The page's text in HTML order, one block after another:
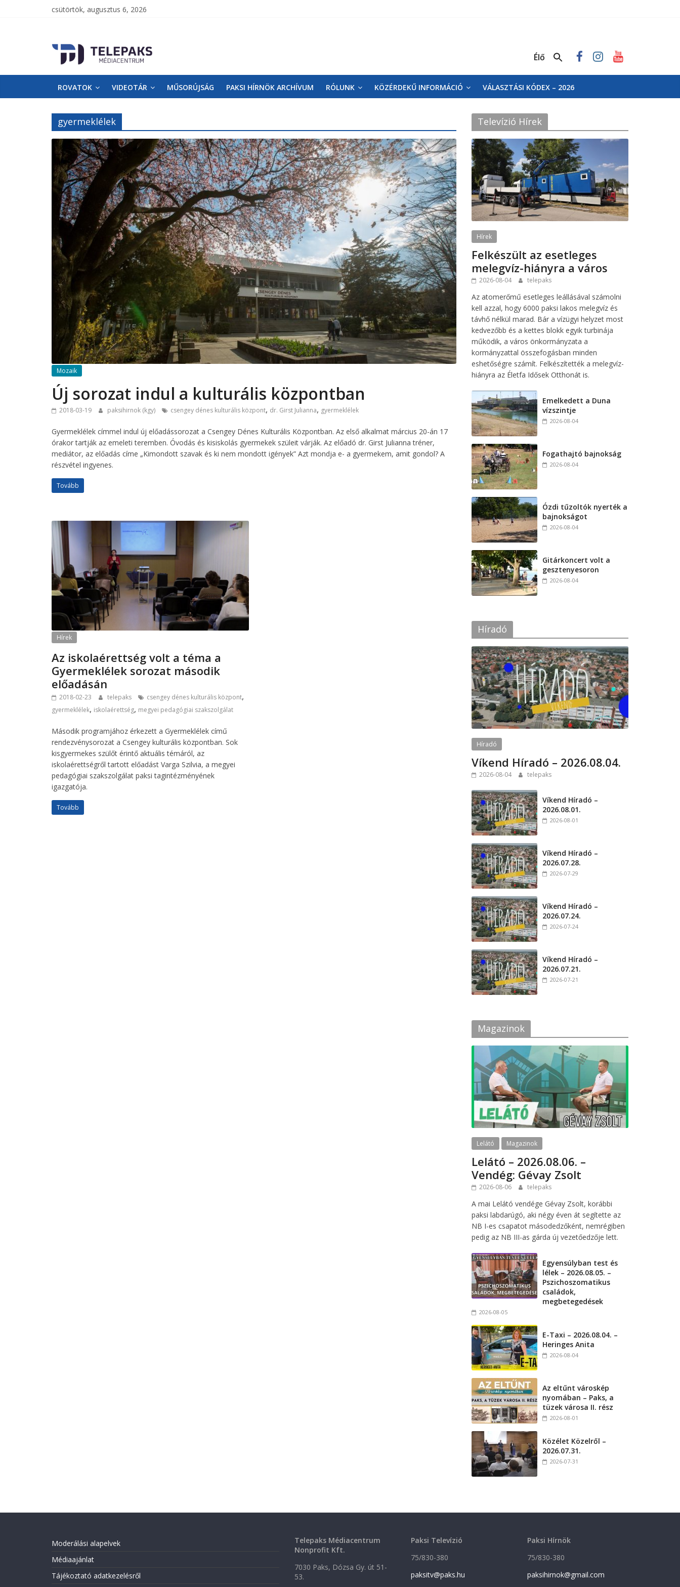
csütörtök, augusztus 6, 2026
TelePaks
Médiacentrum
TelePaks
Kistérségi
Televízió
honlapja
Élő
ROVATOK VIDEOTÁR MŰSORÚJSÁG PAKSI HÍRNÖK ARCHÍVUM RÓLUNK KÖZÉRDEKŰ INFORMÁCIÓ VÁLASZTÁSI KÓDEX – 2026
gyermeklélek
Mozaik
Új sorozat indul a kulturális központban
2018-03-19 paksihirnok (kgy) csengey dénes kulturális központ, dr. Girst Julianna, gyermeklélek
Gyermeklélek címmel indul új előadássorozat a Csengey Dénes Kulturális Központban. Az első alkalmat március 20-án 17
órakor tartják az emeleti teremben. Óvodás és kisiskolás gyermekek szüleit várják. Az előadó dr. Girst Julianna tréner,
mediátor, az előadás címe „Kimondott szavak és ki nem mondott igények” Azt mondja e- a gyermekem, amit gondol? A
részvétel ingyenes.
Tovább
Hírek
Az iskolaérettség volt a téma a
Gyermeklélek sorozat második
előadásán
2018-02-23 telepaks csengey dénes kulturális központ,
gyermeklélek, iskolaérettség, megyei pedagógiai szakszolgálat
Második programjához érkezett a Gyermeklélek című
rendezvénysorozat a Csengey kulturális központban. Sok
kisgyermekes szülőt érintő aktuális témáról, az
iskolaérettségről tartott előadást Varga Szilvia, a megyei
pedagógiai szakszolgálat paksi tagintézményének
igazgatója.
Tovább
Televízió Hírek
Hírek
Felkészült az esetleges
melegvíz-hiányra a város
2026-08-04 telepaks
Az atomerőmű esetleges leállásával számolni
kell azzal, hogy 6000 paksi lakos melegvíz és
távhő nélkül marad. Bár a vízügyi helyzet most
kedvezőbb és a kettes blokk egyik turbinája
működik, a város önkormányzata a
kormányzattal összefogásban minden
eshetőségre számít. Felkészítették a melegvíz-
hiányra az Életfa Idősek Otthonát is.
Emelkedett a Duna
vízszintje
2026-08-04
Fogathajtó bajnokság
2026-08-04
Ózdi tűzoltók nyerték a
bajnokságot
2026-08-04
Gitárkoncert volt a
gesztenyesoron
2026-08-04
Híradó
Híradó
Víkend Híradó – 2026.08.04.
2026-08-04 telepaks
Víkend Híradó –
2026.08.01.
2026-08-01
Víkend Híradó –
2026.07.28.
2026-07-29
Víkend Híradó –
2026.07.24.
2026-07-24
Víkend Híradó –
2026.07.21.
2026-07-21
Magazinok
Lelátó Magazinok
Lelátó – 2026.08.06. –
Vendég: Gévay Zsolt
2026-08-06 telepaks
A mai Lelátó vendége Gévay Zsolt, korábbi
paksi labdarúgó, aki négy éven át segítette az
NB I-es csapatot másodedzőként, nemrégiben
pedig az NB III-as gárda új vezetőedzője lett.
Egyensúlyban test és
lélek – 2026.08.05. –
Pszichoszomatikus
családok,
megbetegedések
2026-08-05
E-Taxi – 2026.08.04. –
Heringes Anita
2026-08-04
Az eltűnt városkép
nyomában – Paks, a
tüzek városa II. rész
2026-08-01
Közélet Közelről –
2026.07.31.
2026-07-31
Moderálási alapelvek
Médiaajánlat
Tájékoztató adatkezelésről
Telepaks Médiacentrum
Nonprofit Kft.
7030 Paks, Dózsa Gy. út 51-
53.
Paksi Televízió
75/830-380
paksitv@paks.hu
Paksi Hírnök
75/830-380
paksihirnok@gmail.com